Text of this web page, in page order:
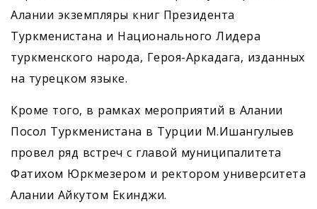
Алании экземпляры книг Президента
Туркменистана и Национального Лидера
туркменского народа, Героя-Аркадага, изданных
на турецком языке.
Кроме того, в рамках мероприятий в Алании
Посол Туркменистана в Турции М.Ишангулыев
провел ряд встреч с главой муниципалитета
Фатихом Юркмезером и ректором университета
Алании Айкутом Екинджи.